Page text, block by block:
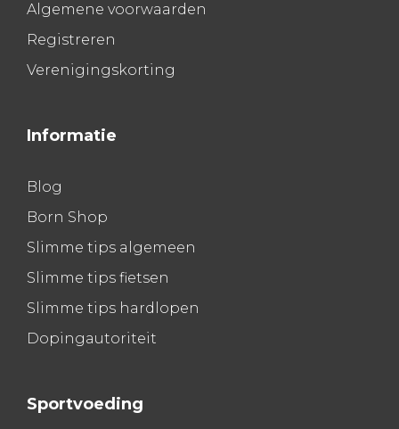
Algemene voorwaarden
Registreren
Verenigingskorting
Informatie
Blog
Born Shop
Slimme tips algemeen
Slimme tips fietsen
Slimme tips hardlopen
Dopingautoriteit
Sportvoeding